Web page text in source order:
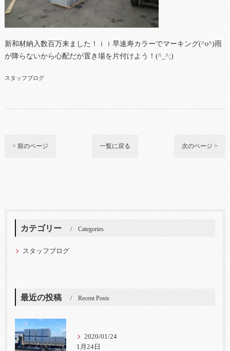
新和材納入数百万来ました！ｉｉ早速寿カラーでマーキング(^o^)雨
が降らないから心配だが置き場を片付けよう！(^_^;)
スタッフブログ
< 前のページ 一覧に戻る 次のページ >
カテゴリー Categories
スタッフブログ
最近の投稿 Recent Posts
2020/01/24
1月24日